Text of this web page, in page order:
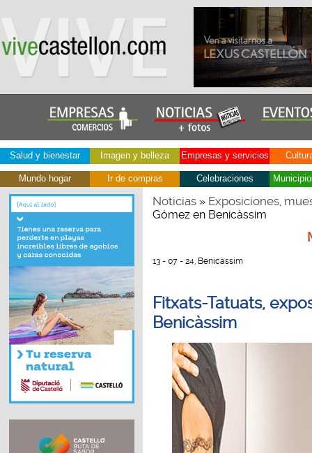
Salud y bienestar Imagen y belleza Empresas y servicios
Mundo hogar Ir de compras Celebraciones
Noticias» Exposiciones,
Gómez en Benicàssim
13 - 07 - 24, Benicàssim
Fitxats-Tatuats,
Benicàssim